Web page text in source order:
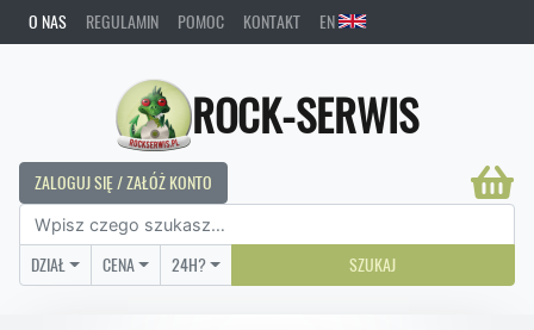
O NAS REGULAMIN POMOC KONTAKT EN
ROCK-SERWIS
ZALOGUJ SIĘ / ZAŁÓŻ KONTO
DZIAŁ CENA 24H? SZUKAJ